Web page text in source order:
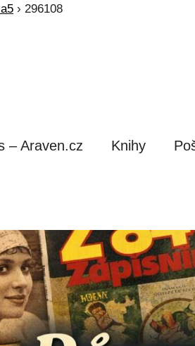
› 296108
– Araven.cz Knihy